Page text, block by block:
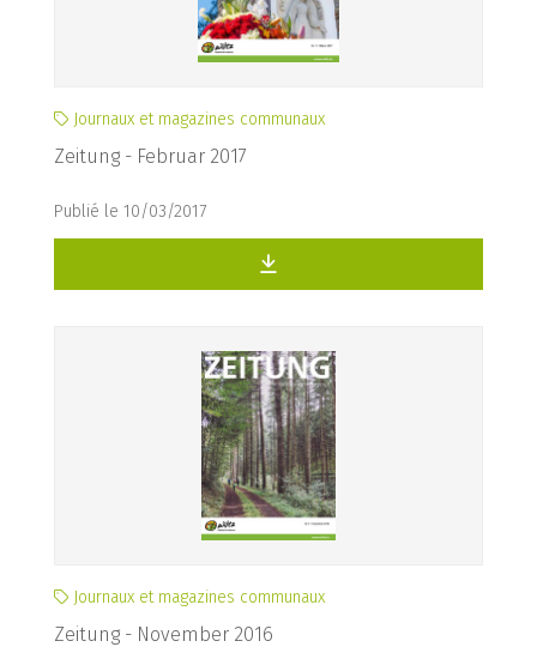
Journaux et magazines communaux
Zeitung - Februar 2017
Publié le 10/03/2017
Journaux et magazines communaux
Zeitung - November 2016